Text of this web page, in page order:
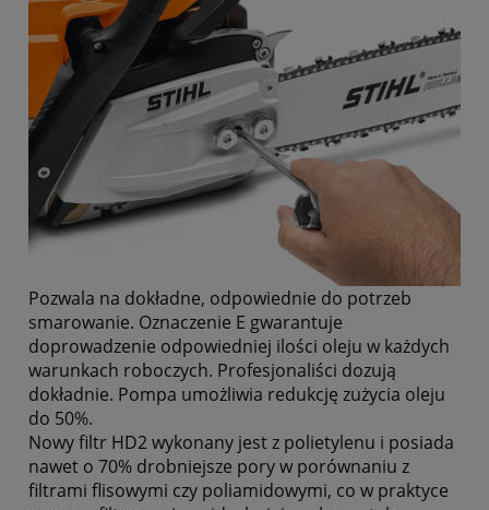
Pozwala na dokładne, odpowiednie do potrzeb
smarowanie. Oznaczenie E gwarantuje
doprowadzenie odpowiedniej ilości oleju w każdych
warunkach roboczych. Profesjonaliści dozują
dokładnie. Pompa umożliwia redukcję zużycia oleju
do 50%.
Nowy filtr HD2 wykonany jest z polietylenu i posiada
nawet o 70% drobniejsze pory w porównaniu z
filtrami flisowymi czy poliamidowymi, co w praktyce